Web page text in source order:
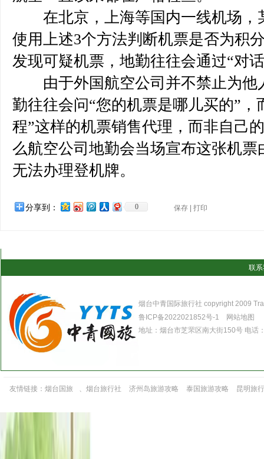
在北京，上海等国内一线机场，
使用上述3个方法判断机票是否为积
发现可疑机票，地勤往往会通过“对
由于外国航空公司并不禁止为他
勤往往会问“您的机票是哪儿买的”，
程”这样的机票销售代理，而非自己
么航空公司地勤会当场宣布这张机
无法办理登机牌。
分享到： 0 保存 打印
联
烟台中青国际旅行社 copyright 2009
鲁ICP备2022021852号-1
网站地图
地址：烟台市芝罘区南大街150号 电
友情链接： 烟台国旅 、 烟台旅行社 济州岛旅游攻略 泰国旅游攻略 昆明旅